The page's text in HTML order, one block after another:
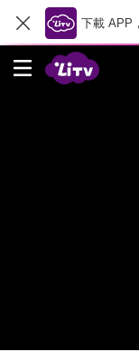
下載 APP